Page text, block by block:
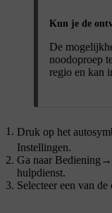
Kun je de
De
noodoproep
regio en kan
Druk op het
Instellingen.
Ga naar Bediening →
hulpdienst.
Selecteer een van de